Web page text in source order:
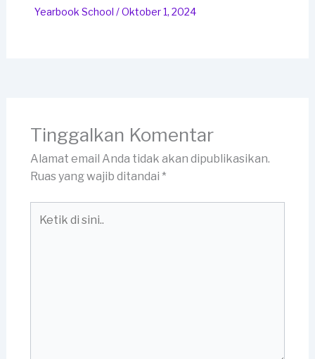
Yearbook School /Oktober 1, 2024
Tinggalkan Komentar
Alamat email Anda tidak akan dipublikasikan.
Ruas yang wajib ditandai *